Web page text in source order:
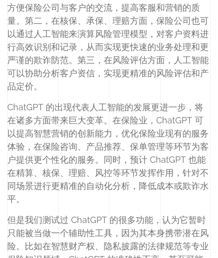
方便保险公司与客户的交流，提高客服和营销的质
量。第二，在核保、承保、理赔方面，保险公司也可
以通过人工智能来演算风险管理模型，对客户资料进
行高效识别和记录，从而实现更快速的业务处理和更
严谨的欺诈防范。第三，在风险评估方面，人工智能
可以协助分析客户资信，实现更精准的风险评估和产
品定价。
ChatGPT 的出现代表人工智能的发展更进一步，将
在诸多方面带来巨大变革。在保险业，ChatGPT 可
以提高智慧营销的创新能力，优化保险业现有的服务
体验，在保险咨询、产品推荐、保单管理等环节为客
户提供更个性化的服务。同时，预计 ChatGPT 也能
在精算、核保、理赔、风控等环节发挥作用，针对不
同场景进行更精准的自动化分析，降低成本或欺诈水
平。
但是我们测试过 ChatGPT 的很多功能，认为它暂时
只能被当做一个辅助性工具，因为其本身携带潜在风
险。比如在智慧财产权、隐私披露的法律规范等专业